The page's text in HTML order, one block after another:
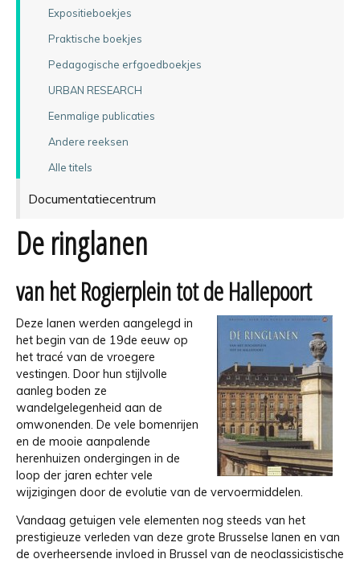
Expositieboekjes
Praktische boekjes
Pedagogische erfgoedboekjes
URBAN RESEARCH
Eenmalige publicaties
Andere reeksen
Alle titels
Documentatiecentrum
De ringlanen
van het Rogierplein tot de Hallepoort
Deze lanen werden aangelegd in
het begin van de 19de eeuw op
het tracé van de vroegere
vestingen. Door hun stijlvolle
aanleg boden ze
wandelgelegenheid aan de
omwonenden. De vele bomenrijen
en de mooie aanpalen­de
herenhuizen ondergingen in de
loop der jaren echter vele
wijzigingen door de evolutie van de vervoermiddelen.
Vandaag getuigen vele elementen nog steeds van het
prestigieuze verleden van deze grote Brusselse lanen en van
de overheersende invloed in Brussel van de neoclassicistische